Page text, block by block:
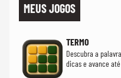
MEUS JOGOS
TERMO
Descubra a
dicas e avance